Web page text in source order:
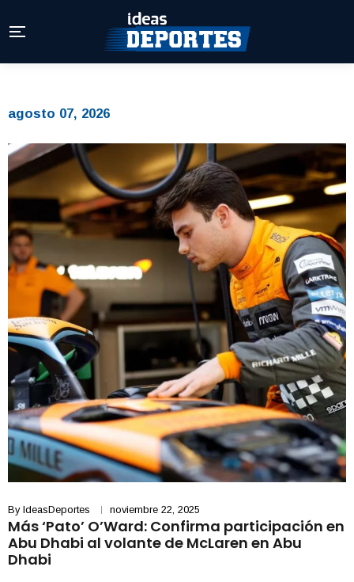
agosto 07, 2026
By IdeasDeportes noviembre 22, 2025
Más ‘Pato’ O’Ward: Confirma participación en
Abu Dhabi al volante de McLaren en Abu
Dhabi